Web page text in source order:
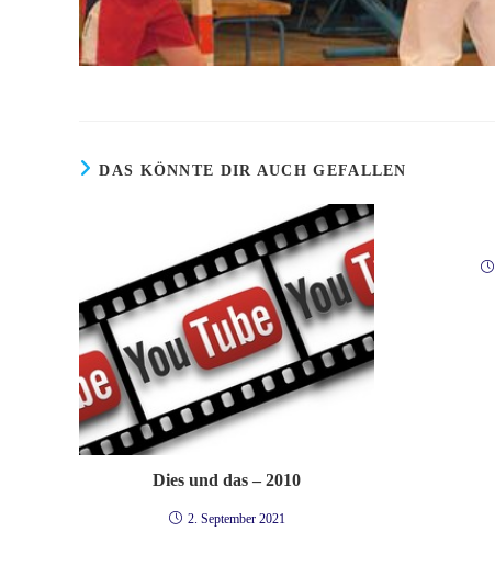
DAS KÖNNTE DIR AUCH GEFALLEN
Dies und das – 2010
2. September 2021